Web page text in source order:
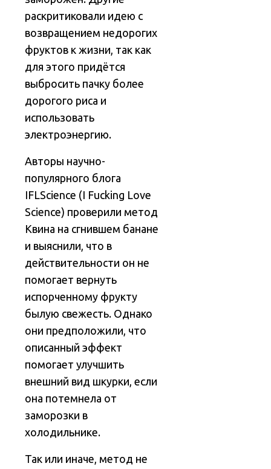
раскритиковали идею с
возвращением недорогих
фруктов к жизни, так как
для этого придётся
выбросить пачку более
дорогого риса и
использовать
электроэнергию.
Авторы научно-
популярного блога
IFLScience (I Fucking Love
Science) проверили метод
Квина на сгнившем банане
и выяснили, что в
действительности он не
помогает вернуть
испорченному фрукту
былую свежесть. Однако
они предположили, что
описанный эффект
помогает улучшить
внешний вид шкурки, если
она потемнела от
заморозки в
холодильнике.
Так или иначе, метод не